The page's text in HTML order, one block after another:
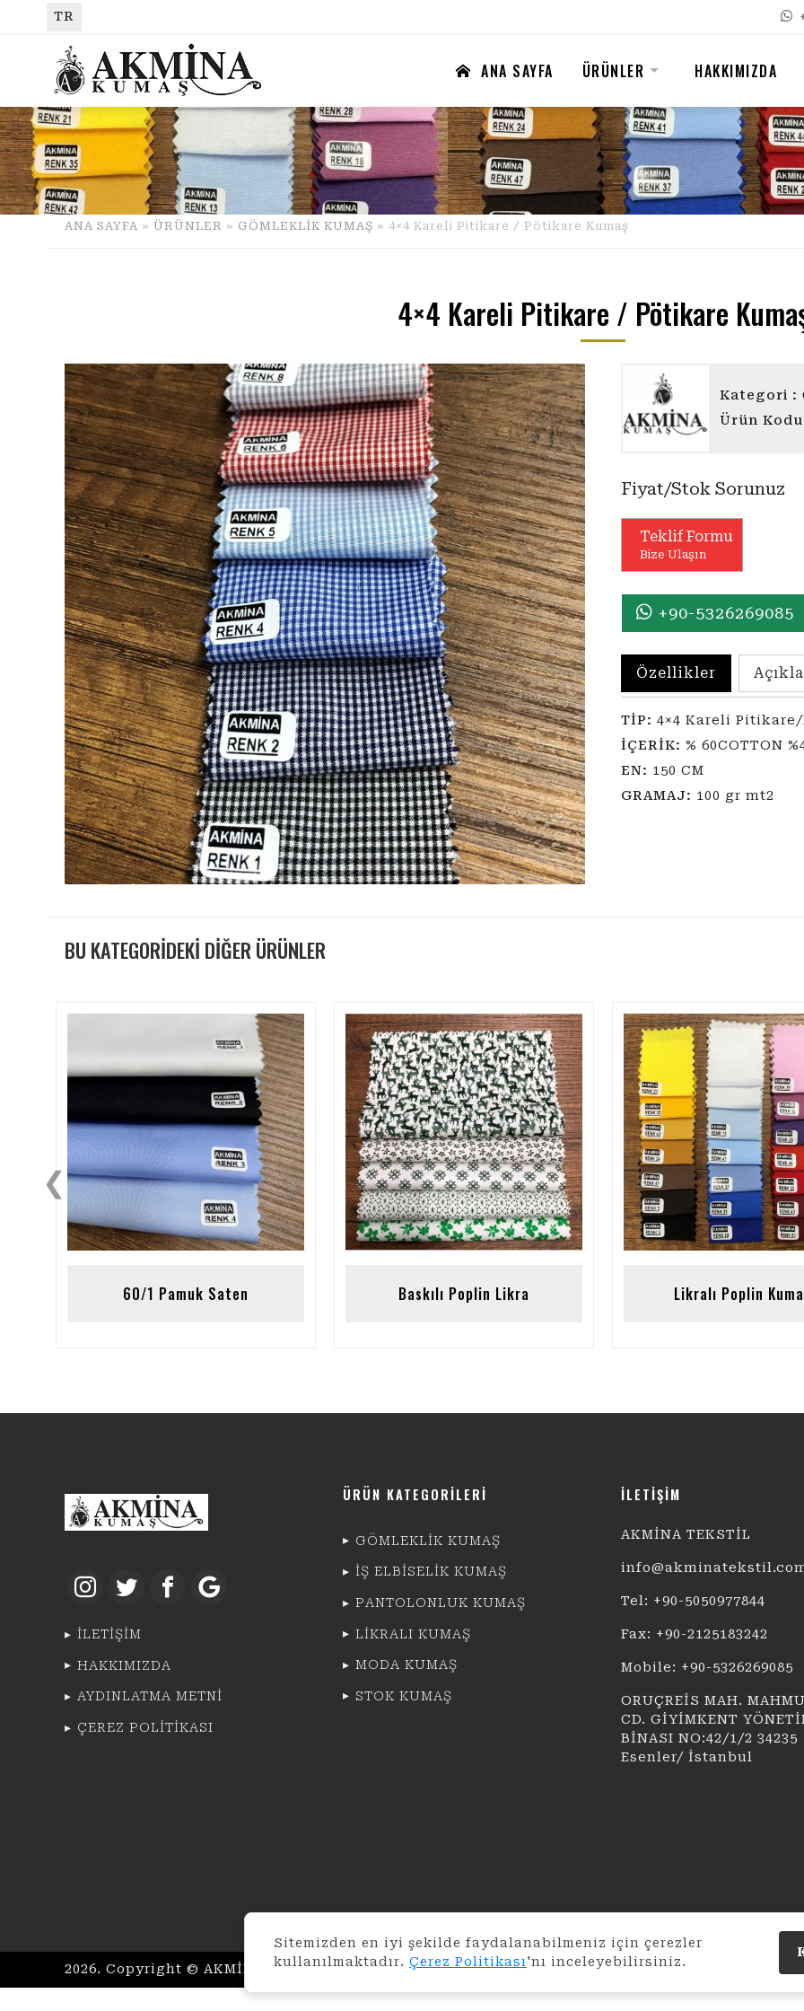
TR
ANA SAYFA ÜRÜNLER HAKKIMIZDA
ANA SAYFA » ÜRÜNLER » GÖMLEKLİK KUMAŞ » 4×4 Kareli Pitikare / Pötikare Kumaş
4×4 Kareli Pitikare / Pötikare
AKMİNA
Kategori :
Ürün
Fiyat/Stok Sorunuz
Teklif Formu
Bize Ulaşın
+90-5326269085
Özellikler
TİP: 4×4 Kareli
İÇERİK: % 60COTTON
EN: 150 CM
GRAMAJ: 100 gr mt2
BU KATEGORİDEKİ DİĞER ÜRÜNLER
60/1 Pamuk Saten Baskılı Poplin Likra Likralı Poplin
❮
İLETİŞİM
HAKKIMIZDA
AYDINLATMA METNİ
ÇEREZ POLİTİKASI
ÜRÜN KATEGORİLERİ
GÖMLEKLİK KUMAŞ
İŞ ELBİSELİK KUMAŞ
PANTOLONLUK KUMAŞ
LİKRALI KUMAŞ
MODA KUMAŞ
STOK KUMAŞ
İLETİŞİM
AKMİNA TEKSTİL
Tel: +90-5050977844
Fax: +90-2125183242
Mobile: +90-5326269085
ORUÇREİS MAH.
CD. GİYİMKENT
BİNASI NO:42/1/2 34235
Esenler/ İstanbul
2026. Copyright © AKMİNA TEKSTİL
Sitemizden en iyi şekilde faydalanabilmeniz için çerezler
kullanılmaktadır. Çerez Politikası 'nı inceleyebilirsiniz.